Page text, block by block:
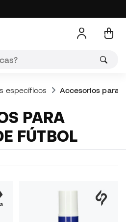
específicos Accesorios para
FÚTBOL